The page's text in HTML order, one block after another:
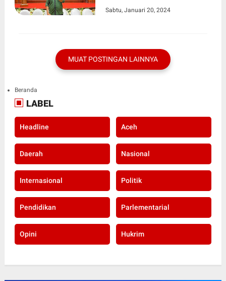
Sabtu, Januari 20, 2024
MUAT POSTINGAN LAINNYA
Beranda
LABEL
Headline Aceh
Daerah Nasional
Internasional Politik
Pendidikan Parlementarial
Opini Hukrim